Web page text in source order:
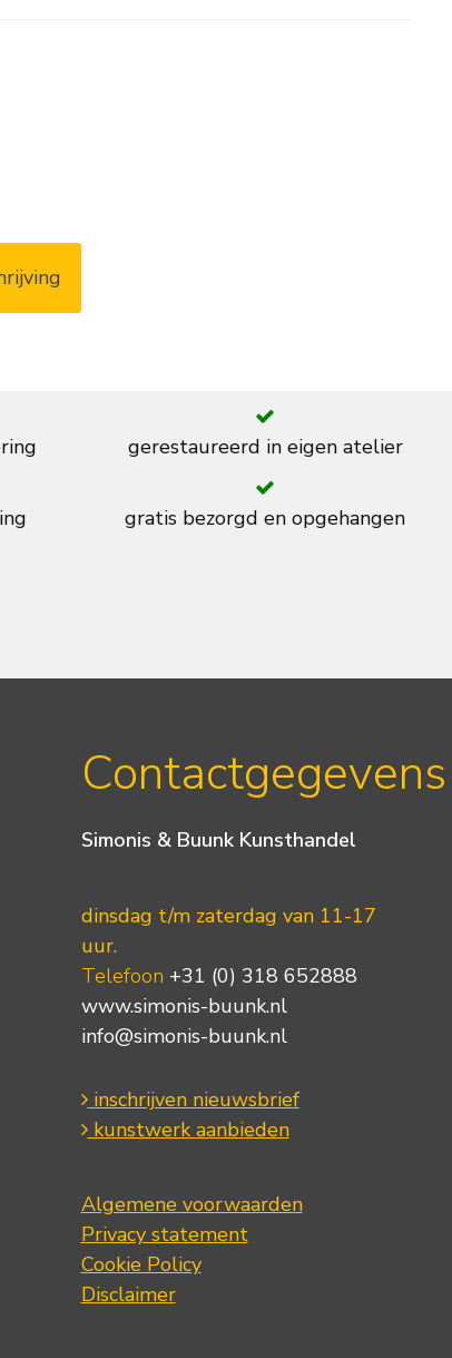
gerestaureerd in eigen atelier
gratis bezorgd en opgehangen
Contactgegevens
Simonis & Buunk Kunsthandel
dinsdag t/m zaterdag van 11-17
uur.
Telefoon +31 (0) 318 652888
www.simonis-buunk.nl
info@simonis-buunk.nl
inschrijven nieuwsbrief
kunstwerk aanbieden
Algemene voorwaarden
Privacy statement
Cookie Policy
Disclaimer